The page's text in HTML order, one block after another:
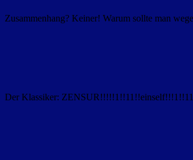
Zusammenhang? Keiner! Warum sollte man
Der Klassiker: